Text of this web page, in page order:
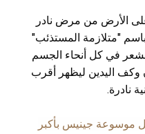
الأرض من مرض نادر
"متلازمة المستذئب"
في كل أنحاء الجسم
وكف اليدين ليظهر أقرب
نادرة.
موسوعة جينيس بأكبر